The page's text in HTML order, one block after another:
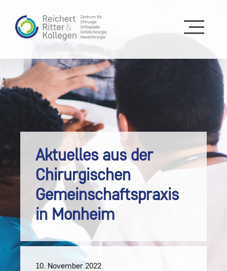
Aktuelles aus der
Chirurgischen
Gemeinschaftspraxis
in Monheim
10. November 2022